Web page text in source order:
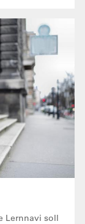
Lernnavi soll